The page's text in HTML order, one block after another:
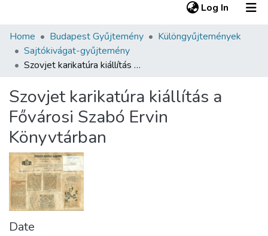
Log In (current)
Communities & Collections
All of DSpace
About us
Home Budapest Gyűjtemény
Különgyűjtemények
Sajtókivágat-gyűjtemény
Szovjet karikatúra kiállítás a Fővárosi Szabó Ervin Könyvtárban
Szovjet karikatúra kiállítás a
Fővárosi Szabó Ervin
Könyvtárban
Date